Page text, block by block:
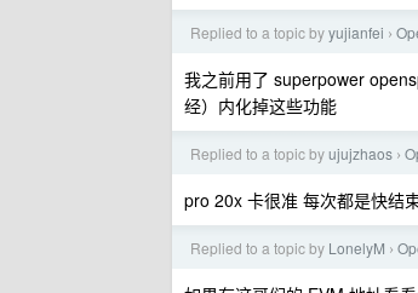
Replied to a topic byyujianfei ›
我之前用了 superpower
经）内化掉这些功能
Replied to a topic byujujzhaos ›
pro 20x 卡很准 每次都是快结
Replied to a topic by LonelyM ›